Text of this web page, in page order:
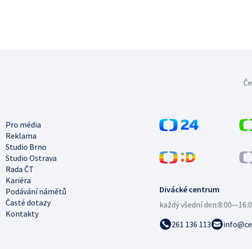
Divácké centrum
každý všední den:
261 136 113
Pro média
Reklama
Studio Brno
Studio Ostrava
Rada ČT
Kariéra
Podávání námětů
Časté dotazy
Kontakty